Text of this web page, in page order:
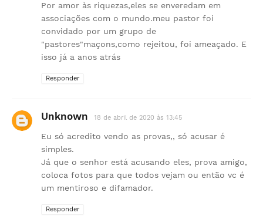
Por amor às riquezas,eles se enveredam em
associações com o mundo.meu pastor foi
convidado por um grupo de
"pastores"maçons,como rejeitou, foi ameaçado. E
isso já a anos atrás
Responder
Unknown 18 de abril de 2020 às 13:45
Eu só acredito vendo as provas,, só acusar é
simples.
Já que o senhor está acusando eles, prova amigo,
coloca fotos para que todos vejam ou então vc é
um mentiroso e difamador.
Responder